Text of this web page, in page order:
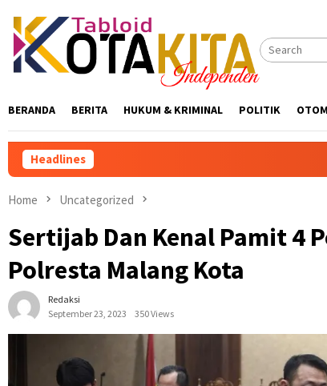
content
BERANDA BERITA HUKUM & KRIMINAL POLITIK
Headlines KPK Bongkar
Home Uncategorized
Sertijab Dan Kenal Pamit 4
Polresta Malang Kota
Redaksi
September 23, 2023
350 Views